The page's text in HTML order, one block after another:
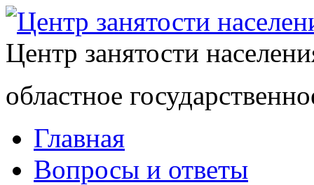
Центр занятости
областное
Главная
Вопросы и ответы